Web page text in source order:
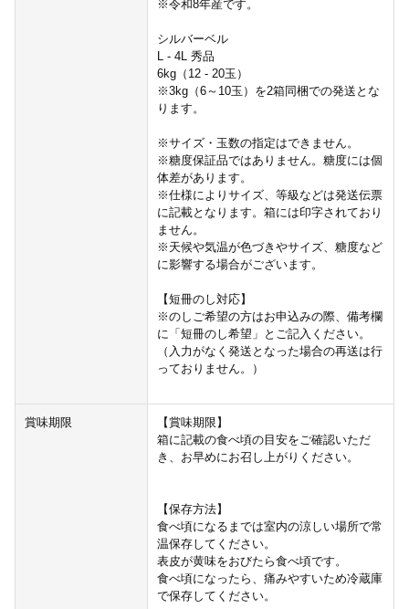
※令和8年産です。
シルバーベル
L - 4L 秀品
6kg（12 - 20玉）
※3kg（6～10玉）を2箱同梱での発送とな
ります。
※サイズ・玉数の指定はできません。
※糖度保証品ではありません。糖度には個
体差があります。
※仕様によりサイズ、等級などは発送伝票
に記載となります。箱には印字されており
ません。
※天候や気温が色づきやサイズ、糖度など
に影響する場合がございます。
【短冊のし対応】
※のしご希望の方はお申込みの際、備考欄
に「短冊のし希望」とご記入ください。
（入力がなく発送となった場合の再送は行
っておりません。）
賞味期限
【賞味期限】
箱に記載の食べ頃の目安をご確認いただ
き、お早めにお召し上がりください。
【保存方法】
食べ頃になるまでは室内の涼しい場所で常
温保存してください。
表皮が黄味をおびたら食べ頃です。
食べ頃になったら、痛みやすいため冷蔵庫
で保存してください。